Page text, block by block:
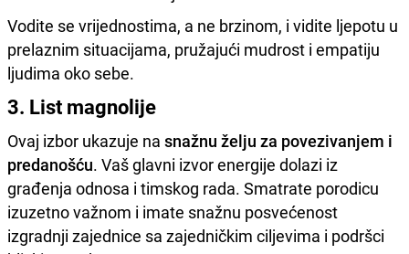
Vodite se vrijednostima, a ne brzinom, i vidite ljepotu u
prelaznim situacijama, pružajući mudrost i empatiju
ljudima oko sebe.
3. List magnolije
Ovaj izbor ukazuje na snažnu želju za povezivanjem i
predanošću. Vaš glavni izvor energije dolazi iz
građenja odnosa i timskog rada. Smatrate porodicu
izuzetno važnom i imate snažnu posvećenost
izgradnji zajednice sa zajedničkim ciljevima i podršci